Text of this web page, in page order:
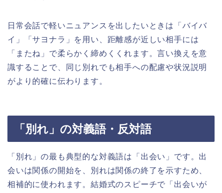
日常会話で軽いニュアンスを出したいときは「バイバ
イ」「サヨナラ」を用い、距離感が近しい相手には
「またね」で柔らかく締めくくれます。言い換えを意
識することで、同じ別れでも相手への配慮や状況説明
がより的確に伝わります。
「別れ」の対義語・反対語
「別れ」の最も典型的な対義語は「出会い」です。出
会いは関係の開始を、別れは関係の終了を示すため、
相補的に使われます。結婚式のスピーチで「出会いが